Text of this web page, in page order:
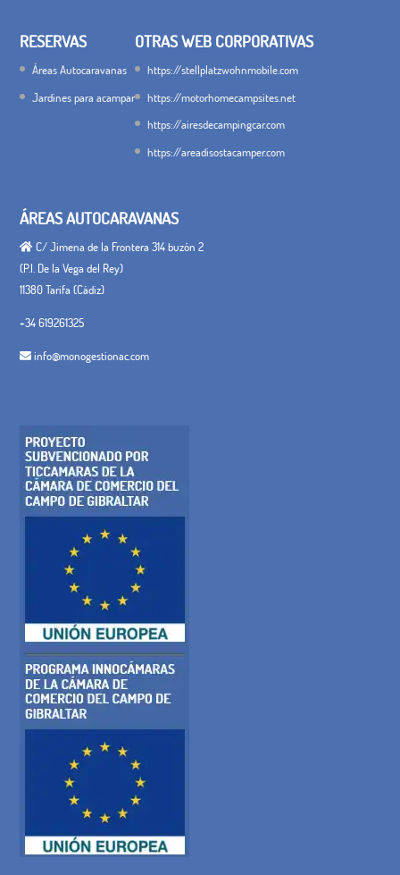
RESERVAS
Áreas Autocaravanas
Jardines para acampar
OTRAS WEB CORPORATIVAS
https://stellplatzwohnmobile.com
https://motorhomecampsites.net
https://airesdecampingcar.com
https://areadisostacamper.com
ÁREAS AUTOCARAVANAS
C/ Jimena de la Frontera 314 buzón 2
(P.I. De la Vega del Rey)
11380 Tarifa (Cádiz)
+34 619261325
info@monogestionac.com